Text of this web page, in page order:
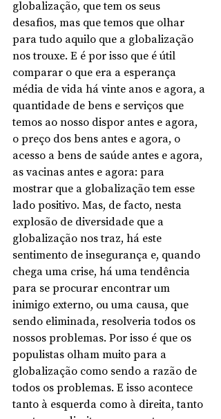
globalização, que tem os seus
desafios, mas que temos que olhar
para tudo aquilo que a globalização
nos trouxe. E é por isso que é útil
comparar o que era a esperança
média de vida há vinte anos e agora, a
quantidade de bens e serviços que
temos ao nosso dispor antes e agora,
o preço dos bens antes e agora, o
acesso a bens de saúde antes e agora,
as vacinas antes e agora: para
mostrar que a globalização tem esse
lado positivo. Mas, de facto, nesta
explosão de diversidade que a
globalização nos traz, há este
sentimento de insegurança e, quando
chega uma crise, há uma tendência
para se procurar encontrar um
inimigo externo, ou uma causa, que
sendo eliminada, resolveria todos os
nossos problemas. Por isso é que os
populistas olham muito para a
globalização como sendo a razão de
todos os problemas. E isso acontece
tanto à esquerda como à direita, tanto